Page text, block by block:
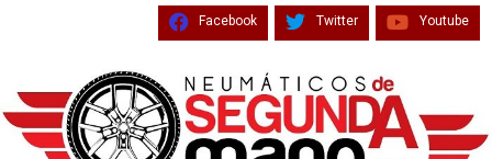
Facebook Twitter Youtube